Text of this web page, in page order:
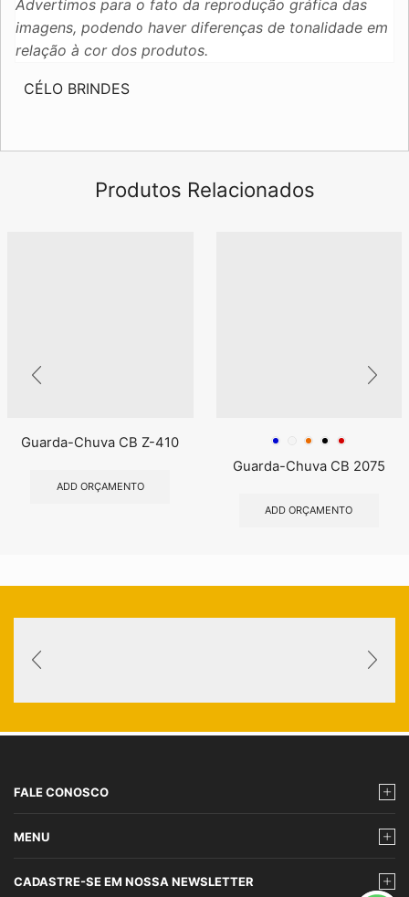
Advertimos para o fato da reprodução gráfica das
imagens, podendo haver diferenças de tonalidade em
relação à cor dos produtos.
CÉLO BRINDES
Produtos Relacionados
Guarda-Chuva CB Z-410
ADD ORÇAMENTO
Guarda-Chuva CB 2075
ADD ORÇAMENTO
FALE CONOSCO
MENU
CADASTRE-SE EM NOSSA NEWSLETTER